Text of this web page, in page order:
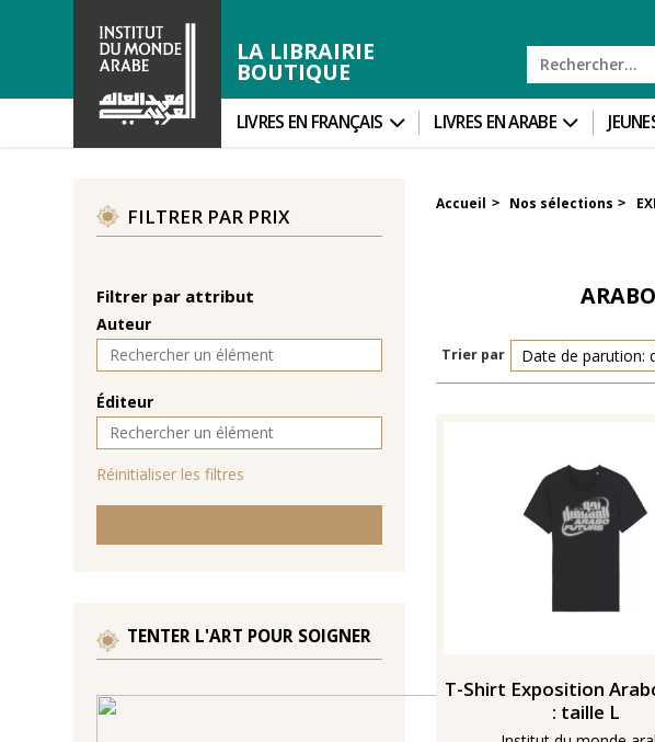
LA LIBRAIRIE
BOUTIQUE
LIVRES EN FRANÇAIS LIVRES EN ARABE
FILTRER PAR PRIX
Filtrer par attribut
Auteur
Éditeur
Réinitialiser les filtres
TENTER L'ART POUR SOIGNER
Accueil > Nos sélections >
Trier par
T-Shirt Exposition
: taille L